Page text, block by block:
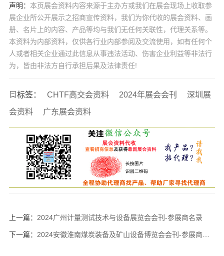
声明： 本页展会资料内容来源于主办方或我们在展会现场上收取参
展企业所公开展示之招商宣传资料，我们为你代收的展会资料、画
册、名片上的内容、产品等均与我们无任何关联性，代理关系等。
本资料为内部资料，仅供各行业内部参阅及交流使用，如有任何个
人或者相关企业通过此信息从事违法活动、伤害企业利益等非法行
为，皆由非法方自行承担后果及法律责任!
标签： CHTF高交会资料 2024年展会会刊
深圳展
会资料
广东展会资料
上一篇： 2024广州计量测试技术与设备展览会会刊-参展商名录
下一篇： 2024安徽淮南煤炭装备及矿山设备博览会会刊-参展商名录